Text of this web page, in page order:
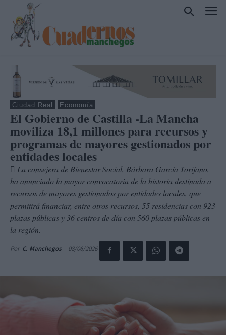
Ciudad Real Economía
El Gobierno de Castilla -La Mancha
moviliza 18,1 millones para recursos y
programas de mayores gestionados por
entidades locales
 La consejera de Bienestar Social, Bárbara García Torijano,
ha anunciado la mayor convocatoria de la historia destinada a
recursos de mayores gestionados por entidades locales, que
permitirá financiar, entre otros recursos, 55 residencias con 923
plazas públicas y 36 centros de día con 560 plazas públicas en
la región.
Por C. Manchegos 08/06/2026